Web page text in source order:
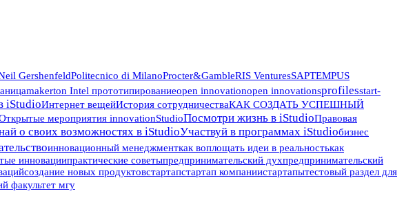
GershenfeldPolitecnico di MilanoProcter&GambleRIS VenturesSAPTEMPUS
makerton Intel прототипированиеopen innovationopen innovationsprofilesstart-
iStudioИнтернет вещейИстория сотрудничестваКАК СОЗДАТЬ УСПЕШНЫЙ
мероприятия innovationStudioПосмотри жизнь в iStudioПравовая
о своих возможностях в iStudioУчаствуй в программах iStudioбизнес
инновационный менеджменткак воплощать идеи в реальностькак
инновациипрактические советыпредпринимательский духпредпринимательский
создание новых продуктовстартапстартап компаниистартапытестовый раздел для
факультет мгу